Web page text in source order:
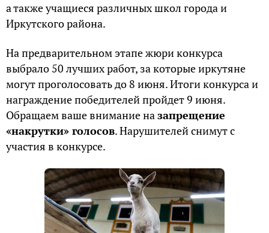
а также учащиеся различных школ города и
Иркутского района.
На предварительном этапе жюри конкурса
выбрало 50 лучших работ, за которые иркутяне
могут проголосовать до 8 июня. Итоги конкурса и
награждение победителей пройдет 9 июня.
Обращаем ваше внимание назапрещение
«накрутки» голосов. Нарушителей снимут с
участия в конкурсе.